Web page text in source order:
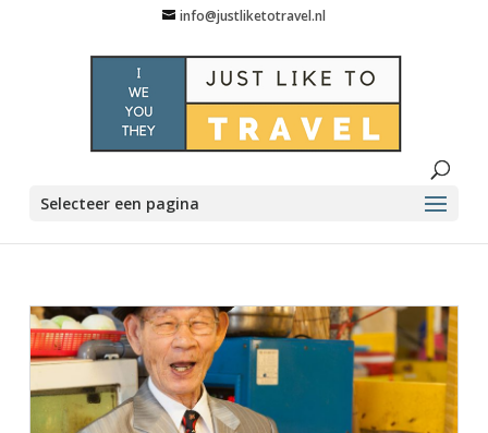
info@justliketotravel.nl
Selecteer een pagina